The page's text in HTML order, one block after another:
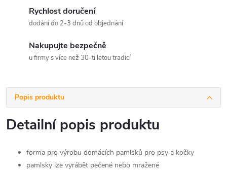
Rychlost doručení
dodání do 2-3 dnů od objednání
Nakupujte bezpečně
u firmy s více než 30-ti letou tradicí
Popis produktu
Detailní popis produktu
forma pro výrobu domácích pamlsků pro psy a kočky
pamlsky lze vyrábět pečené nebo mražené